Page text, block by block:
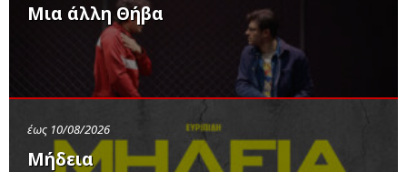
Μια άλλη Θήβα
έως 10/08/2026
Μήδεια